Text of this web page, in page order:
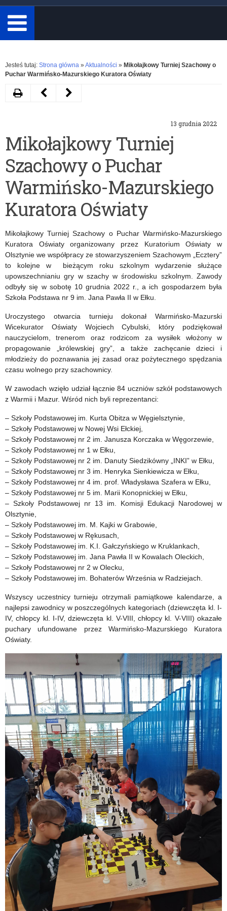
minimum
3
znaki.
Rozwiń
Jesteś tutaj: Strona główna » Aktualności » Mikołajkowy Turniej Szachowy o
Puchar Warmińsko-Mazurskiego Kuratora Oświaty
13 grudnia 2022
Mikołajkowy Turniej
Szachowy o Puchar
Warmińsko-Mazurskiego
Kuratora Oświaty
Mikołajkowy Turniej Szachowy o Puchar Warmińsko-Mazurskiego
Kuratora Oświaty organizowany przez Kuratorium Oświaty w
Olsztynie we współpracy ze stowarzyszeniem Szachowym „Ecztery”
to kolejne w bieżącym roku szkolnym wydarzenie służące
upowszechnianiu gry w szachy w środowisku szkolnym. Zawody
odbyły się w sobotę 10 grudnia 2022 r., a ich gospodarzem była
Szkoła Podstawa nr 9 im. Jana Pawła II w Ełku.
Uroczystego otwarcia turnieju dokonał Warmińsko-Mazurski
Wicekurator Oświaty Wojciech Cybulski, który podziękował
nauczycielom, trenerom oraz rodzicom za wysiłek włożony w
propagowanie „królewskiej gry”, a także zachęcanie dzieci i
młodzieży do poznawania jej zasad oraz pożytecznego spędzania
czasu wolnego przy szachownicy.
W zawodach wzięło udział łącznie 84 uczniów szkół podstawowych
z Warmii i Mazur. Wśród nich byli reprezentanci:
– Szkoły Podstawowej im. Kurta Obitza w Węgielsztynie,
– Szkoły Podstawowej w Nowej Wsi Ełckiej,
– Szkoły Podstawowej nr 2 im. Janusza Korczaka w Węgorzewie,
– Szkoły Podstawowej nr 1 w Ełku,
– Szkoły Podstawowej nr 2 im. Danuty Siedzikówny „INKI” w Ełku,
– Szkoły Podstawowej nr 3 im. Henryka Sienkiewicza w Ełku,
– Szkoły Podstawowej nr 4 im. prof. Władysława Szafera w Ełku,
– Szkoły Podstawowej nr 5 im. Marii Konopnickiej w Ełku,
– Szkoły Podstawowej nr 13 im. Komisji Edukacji Narodowej w
Olsztynie,
– Szkoły Podstawowej im. M. Kajki w Grabowie,
– Szkoły Podstawowej w Rękusach,
– Szkoły Podstawowej im. K.I. Gałczyńskiego w Kruklankach,
– Szkoły Podstawowej im. Jana Pawła II w Kowalach Oleckich,
– Szkoły Podstawowej nr 2 w Olecku,
– Szkoły Podstawowej im. Bohaterów Września w Radziejach.
Wszyscy uczestnicy turnieju otrzymali pamiątkowe kalendarze, a
najlepsi zawodnicy w poszczególnych kategoriach (dziewczęta kl. I-
IV, chłopcy kl. I-IV, dziewczęta kl. V-VIII, chłopcy kl. V-VIII) okazałe
puchary ufundowane przez Warmińsko-Mazurskiego Kuratora
Oświaty.
DrukujNastępny
historię
z
„Niezwyciężonymi”.
Lekcja
on-
line
–
„Struktury
Polskiego
Państwa
Podziemnego”
Poprzedni
stypendystów
ministra
właściwego
do
spraw
oświaty
wychowania
za
wybitne
osiągnięcia
edukacyjne
w
roku
szkolnym
2021/2022